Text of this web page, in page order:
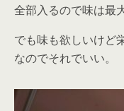
全部入るので味は最
でも味も欲しいけど
なのでそれでいい。